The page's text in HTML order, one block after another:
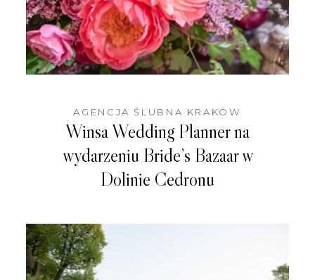
AGENCJA ŚLUBNA KRAKÓW
Winsa Wedding Planner na
wydarzeniu Bride’s Bazaar w
Dolinie Cedronu